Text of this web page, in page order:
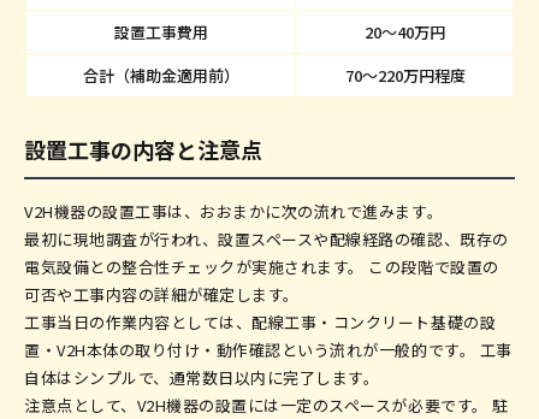
設置工事費用
20〜40万円
合計（補助金適用前）
70〜220万円程度
設置工事の内容と注意点
V2H機器の設置工事は、おおまかに次の流れで進みます。
最初に現地調査が行われ、設置スペースや配線経路の確認、既存の
電気設備との整合性チェックが実施されます。 この段階で設置の
可否や工事内容の詳細が確定します。
工事当日の作業内容としては、配線工事・コンクリート基礎の設
置・V2H本体の取り付け・動作確認という流れが一般的です。 工事
自体はシンプルで、通常数日以内に完了します。
注意点として、V2H機器の設置には一定のスペースが必要です。 駐